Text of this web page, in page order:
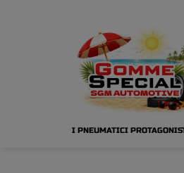
I PNEUMATICI